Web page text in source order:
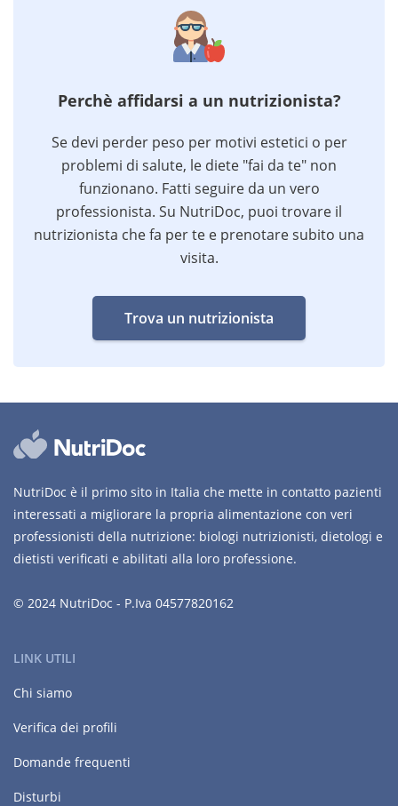
Perchè affidarsi a un nutrizionista?
Se devi perder peso per motivi estetici o per
problemi di salute, le diete "fai da te" non
funzionano. Fatti seguire da un vero
professionista. Su NutriDoc, puoi trovare il
nutrizionista che fa per te e prenotare subito una
visita.
Trova un nutrizionista
NutriDoc è il primo sito in Italia che mette in contatto pazienti
interessati a migliorare la propria alimentazione con veri
professionisti della nutrizione: biologi nutrizionisti, dietologi e
dietisti verificati e abilitati alla loro professione.
© 2024 NutriDoc - P.Iva 04577820162
LINK UTILI
Chi siamo
Verifica dei profili
Domande frequenti
Disturbi